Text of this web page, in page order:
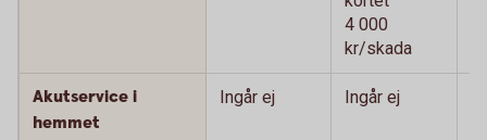
4 000
kr/skada
Akutservice i
hemmet
Ingår ej Ingår ej